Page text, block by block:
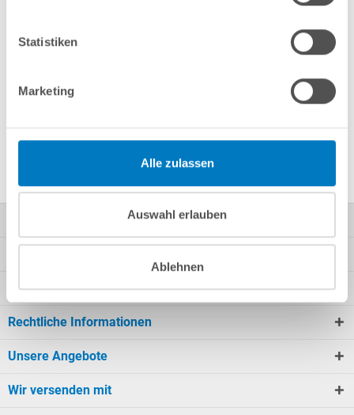
Statistiken
Marketing
Alle zulassen
Auswahl erlauben
Ablehnen
Anfrageformular
Kundeninformationen
Rechtliche Informationen
Unsere Angebote
Wir versenden mit